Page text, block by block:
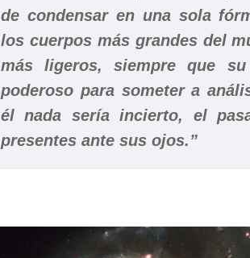
de condensar en una sola
los cuerpos más grandes del
más ligeros, siempre que
poderoso para someter a
él nada sería incierto, el
presentes ante sus ojos.”